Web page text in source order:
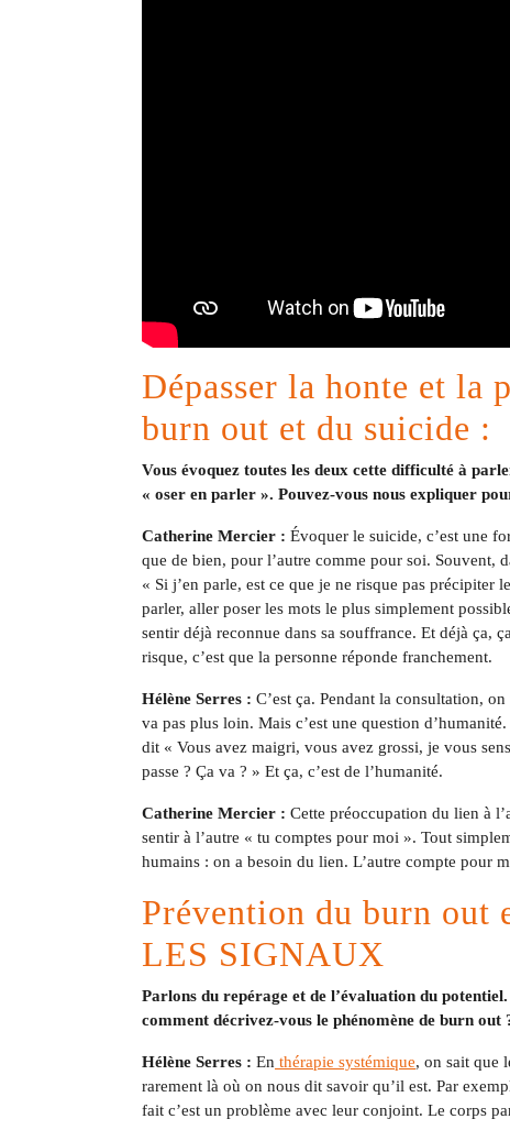
Dépasser la honte et la
burn out et du suicide :
Vous évoquez toutes les deux cette difficulté à
« oser en parler ». Pouvez-vous nous expliquer
Catherine Mercier : Évoquer le suicide, c’est une
que de bien, pour l’autre comme pour soi. Souvent,
« Si j’en parle, est ce que je ne risque pas précipiter
parler, aller poser les mots le plus simplement
sentir déjà reconnue dans sa souffrance. Et déjà ça,
risque, c’est que la personne réponde franchement.
Hélène Serres : C’est ça. Pendant la consultation,
va pas plus loin. Mais c’est une question
dit « Vous avez maigri, vous avez grossi, je vous
passe ? Ça va ? » Et ça, c’est de l’humanité.
Catherine Mercier : Cette préoccupation du lien à
sentir à l’autre « tu comptes pour moi ». Tout
humains : on a besoin du lien. L’autre compte pour
Prévention du burn out
LES SIGNAUX
Parlons du repérage et de l’évaluation du
comment décrivez-vous le phénomène de burn out
Hélène Serres : En thérapie systémique, on sait que
rarement là où on nous dit savoir qu’il est. Par
fait c’est un problème avec leur conjoint. Le corps